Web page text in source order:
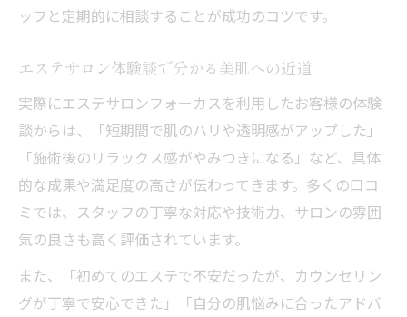
ッフと定期的に相談することが成功のコツです。
エステサロン体験談で分かる美肌への近道
実際にエステサロンフォーカスを利用したお客様の体験
談からは、「短期間で肌のハリや透明感がアップした」
「施術後のリラックス感がやみつきになる」など、具体
的な成果や満足度の高さが伝わってきます。多くの口コ
ミでは、スタッフの丁寧な対応や技術力、サロンの雰囲
気の良さも高く評価されています。
また、「初めてのエステで不安だったが、カウンセリン
グが丁寧で安心できた」「自分の肌悩みに合ったアドバ